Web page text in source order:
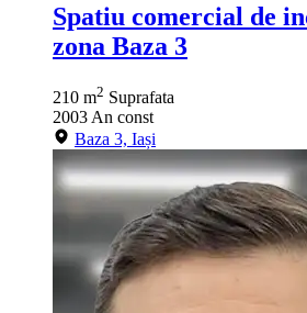
Spatiu comercial de
zona Baza 3
210 m2 Suprafata
2003 An const
Baza 3, Iași